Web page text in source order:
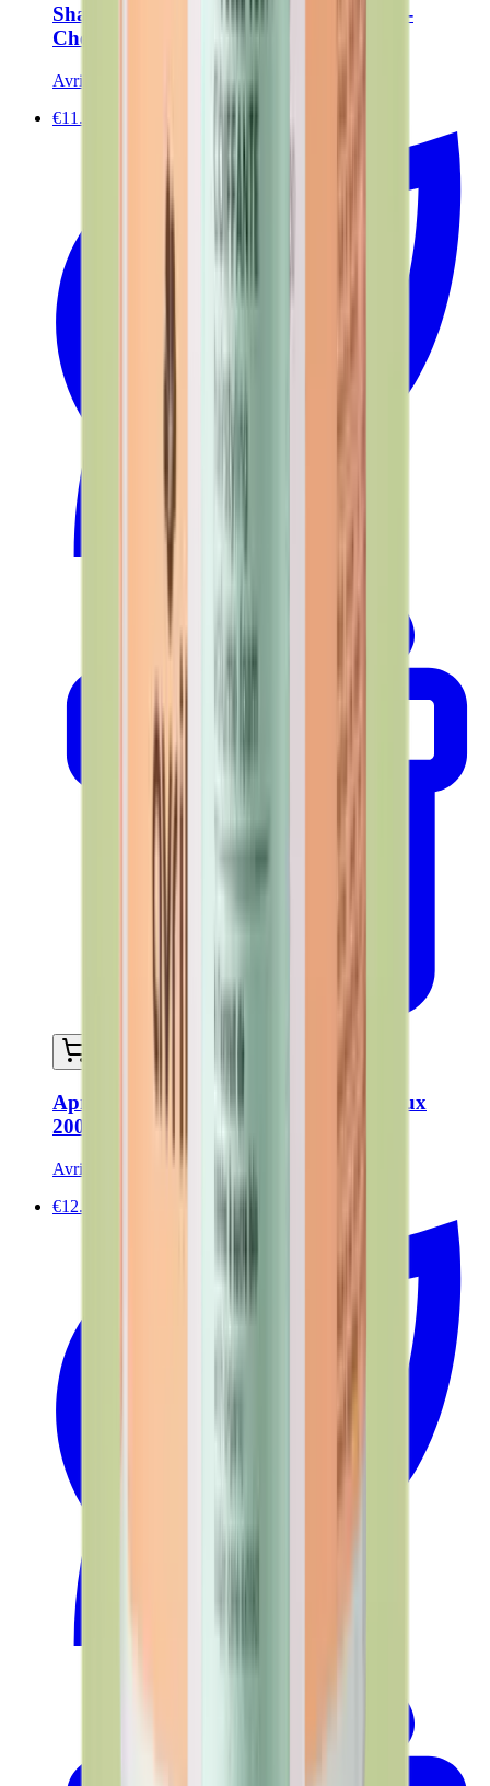
Shampoing solide saponifié à froid 60g -
Cheveux GRAS - Certifié Bio
Avril
€11.00
Après-shampoing - Tous types de cheveux
200ml - Certifié Bio
Avril
€12.50